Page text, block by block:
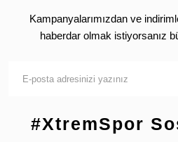
Kampanyalarımızdan ve
haberdar olmak istiyorsanız
#XtremSpor